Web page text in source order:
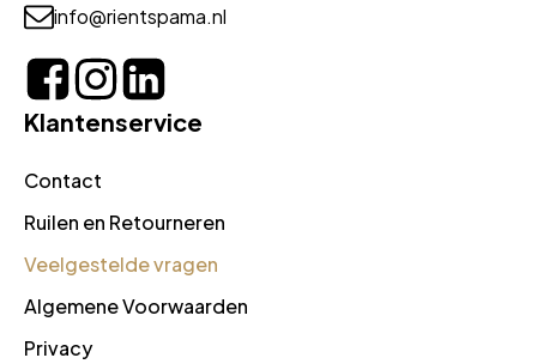
info@rientspama.nl
Klantenservice
Contact
Ruilen en Retourneren
Veelgestelde vragen
Algemene Voorwaarden
Privacy